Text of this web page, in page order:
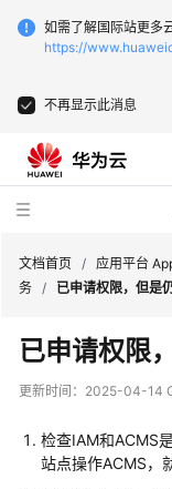
如需了解国际站更多
https://
不再显示此消息
新
动
产
文档首页 / 应用平台
务 / 已申请权限，但是
已申请权限
更新时间： 2025-04-14
检查IAM和ACMS
站点操作ACMS，